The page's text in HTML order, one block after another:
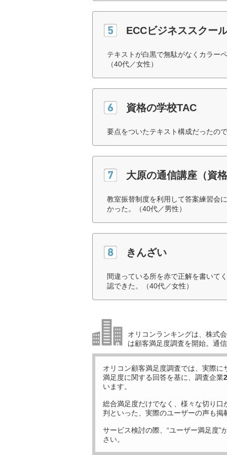
ECCビジネススクー
テキストが白黒で無駄がなくカラー
（40代／女性）
資格の学校TAC
要点をついたテキスト構成だったの
大原の通信講座（資
教室振替制度を利用して答案練習会
かった。（40代／男性）
きんざい
間違っている所を赤で正解を書いて
認できた。（40代／女性）
オリコンランキングは、株式
は顧客満足度調査を開始。通
オリコン顧客満足度調査では、実際に
満足度に関する回答を基に、調査企業
います。
総合満足度だけでなく、様々な切り口
判といった、実際のユーザーの声も掲
サービス検討の際、“ユーザー満足度”
さい。